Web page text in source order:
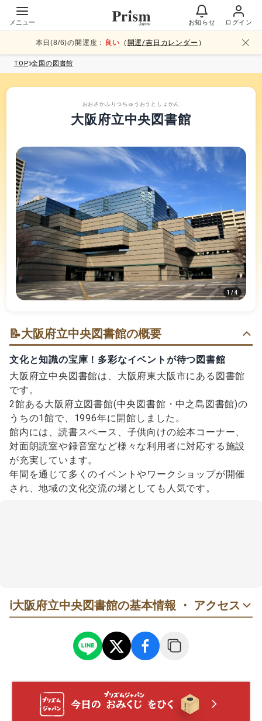
メニュー お知らせ ログイン
本日(8/6)の開運度： 良い （ 開運/吉日カレンダー ）
TOP 全国の図書館
おおさかふりつちゅうおうとしょかん
大阪府立中央図書館
1/4
📝大阪府立中央図書館の概要
文化と知識の宝庫！多彩なイベントが待つ図書館
大阪府立中央図書館は、大阪府東大阪市にある図書館
です。
2館ある大阪府立図書館(中央図書館・中之島図書館)の
うちの1館で、1996年に開館しました。
館内には、読書スペース、子供向けの絵本コーナー、
対面朗読室や録音室など様々な利用者に対応する施設
が充実しています。
年間を通じて多くのイベントやワークショップが開催
され、地域の文化交流の場としても人気です。
ℹ️大阪府立中央図書館の基本情報 ・ アクセス